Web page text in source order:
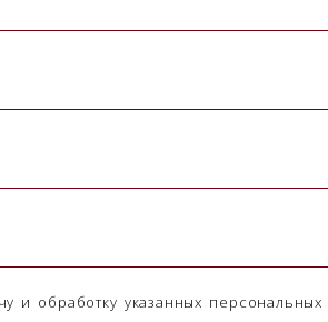
и обработку указанных